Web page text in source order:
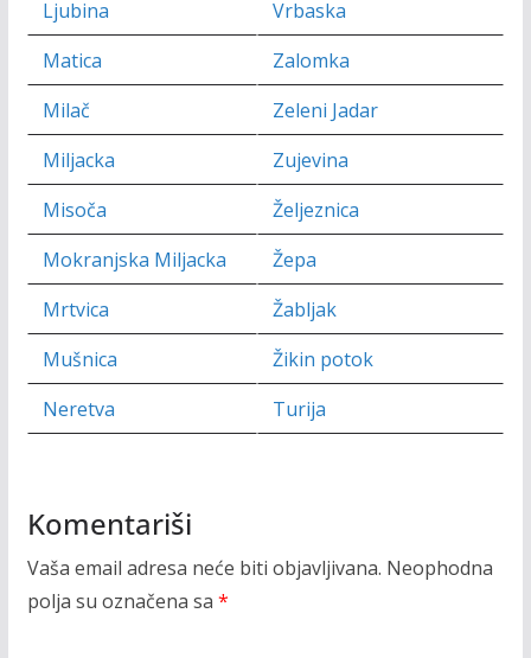
Ljubina
Vrbaska
Matica
Zalomka
Milač
Zeleni Jadar
Miljacka
Zujevina
Misoča
Željeznica
Mokranjska Miljacka
Žepa
Mrtvica
Žabljak
Mušnica
Žikin potok
Neretva
Turija
Komentariši
Vaša email adresa neće biti objavljivana. Neophodna
polja su označena sa *